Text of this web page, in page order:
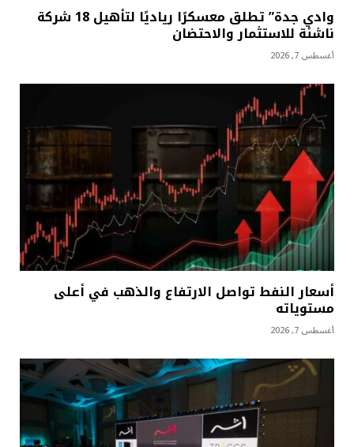
وادي جدة” تطلق معسكرًا رياديًا لتأهيل 18 شركة
ناشئة للاستثمار والاحتضان
أغسطس 7, 2026
أسعار النفط تواصل الارتفاع والذهب في أعلى
مستوياته
أغسطس 7, 2026